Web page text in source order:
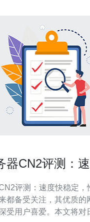
器CN2评测：
评测：速度快稳定，性价
都备受关注，其优质的
受用户喜爱。本文将对